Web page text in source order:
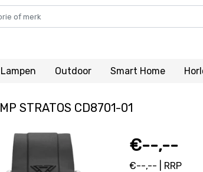
Lampen Outdoor Smart Home
STRATOS CD8701-01
€--,--
€--,-- | RRP